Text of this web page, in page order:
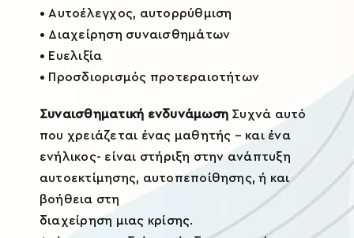
• Αυτοέλεγχος, αυτορρύθμιση
• Διαχείρηση συναισθημάτων
• Ευελιξία
• Προσδιορισμός προτεραιοτήτων
Συναισθηματική ενδυνάμωσηΣυχνά αυτό
που χρειάζεται ένας μαθητής – και ένα
ενήλικος- είναι στήριξη στην ανάπτυξη
αυτοεκτίμησης, αυτοπεποίθησης, ή και
βοήθεια στη
διαχείρηση μιας κρίσης.